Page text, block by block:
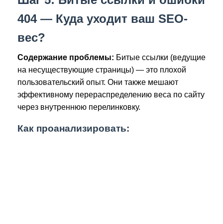
404 — Куда уходит ваш SEO-
вес?
Содержание проблемы: Битые ссылки (ведущие
на несуществующие страницы) — это плохой
пользовательский опыт. Они также мешают
эффективному перераспределению веса по сайту
через внутреннюю перелинковку.
Как проанализировать: